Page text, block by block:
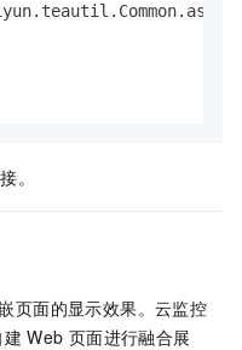
。
页面的显示效果。云监控
Web 页面进行融合展